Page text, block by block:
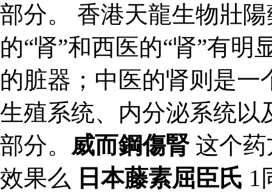
部分。 香港天龍生物壯
的“肾”和西医的“肾”有
的脏器；中医的肾则是
生殖系统、内分泌系统以
部分。 威而鋼傷腎这个药
效果么 日本藤素屈臣氏 1